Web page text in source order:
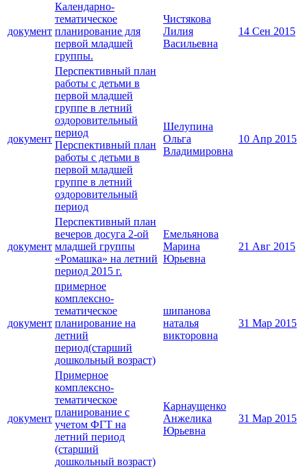
документ
Календарно-
тематическое
планирование для
первой младшей
группы.
Чистякова
Лилия
Васильевна
14 Сен 2015
документ
Перспективный план
работы с детьми в
первой младшей
группе в летний
оздоровительный
период
Перспективный план
работы с детьми в
первой младшей
группе в летний
оздоровительный
период
Шелупина
Ольга
Владимировна
10 Апр 2015
документ
Перспективный план
вечеров досуга 2-ой
младшей группы
«Ромашка» на летний
период 2015 г.
Емельянова
Марина
Юрьевна
21 Авг 2015
документ
примерное
комплексно-
тематическое
планирование на
летний
период(старший
дошкольный возраст)
шипанова
наталья
викторовна
31 Мар 2015
документ
Примерное
комплексно-
тематическое
планирование с
учетом ФГТ на
летний период
(старший
дошкольный возраст)
Карнаущенко
Анжелика
Юрьевна
31 Мар 2015